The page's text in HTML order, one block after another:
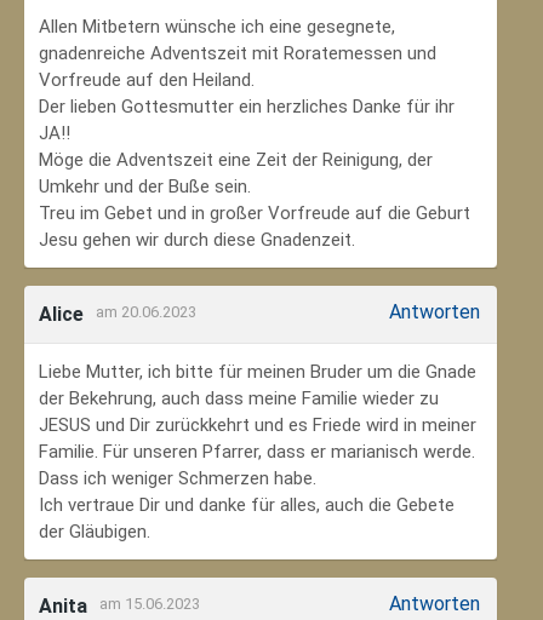
Allen Mitbetern wünsche ich eine gesegnete,
gnadenreiche Adventszeit mit Roratemessen und
Vorfreude auf den Heiland.
Der lieben Gottesmutter ein herzliches Danke für ihr
JA!!
Möge die Adventszeit eine Zeit der Reinigung, der
Umkehr und der Buße sein.
Treu im Gebet und in großer Vorfreude auf die Geburt
Jesu gehen wir durch diese Gnadenzeit.
Alice am 20.06.2023 Antworten
Liebe Mutter, ich bitte für meinen Bruder um die Gnade
der Bekehrung, auch dass meine Familie wieder zu
JESUS und Dir zurückkehrt und es Friede wird in meiner
Familie. Für unseren Pfarrer, dass er marianisch werde.
Dass ich weniger Schmerzen habe.
Ich vertraue Dir und danke für alles, auch die Gebete
der Gläubigen.
Anita am 15.06.2023 Antworten